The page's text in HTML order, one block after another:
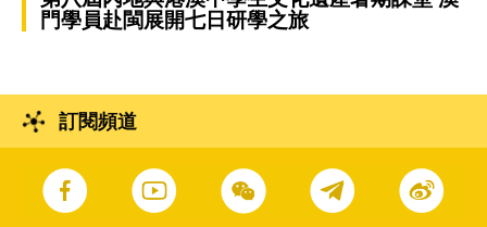
門學員赴閩展開七日研學之旅
訂閱頻道